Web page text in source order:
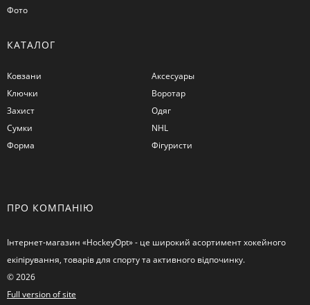
Фото
КАТАЛОГ
Ковзани
Ключки
Захист
Сумки
Форма
Аксесуары
Воротар
Одяг
NHL
Фігуристи
ПРО КОМПАНІЮ
Інтернет-магазин «HockeyOpt» - це широкий асортимент хокейного
екіпірування, товарів для спорту та активного відпочинку.
© 2026
Full version of site